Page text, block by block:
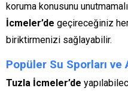
koruma konusunu
İcmeler’de geçireceğiniz her
biriktirmenizi sağlayabilir.
Popüler Su Sporları ve
Tuzla İcmeler’de